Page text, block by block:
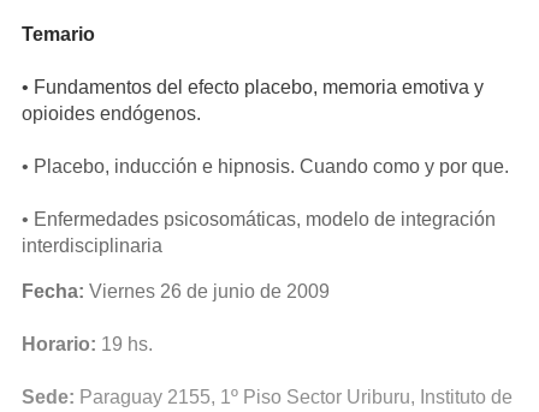
Temario
• Fundamentos del efecto placebo, memoria emotiva y
opioides endógenos.
• Placebo, inducción e hipnosis. Cuando como y por que.
• Enfermedades psicosomáticas, modelo de integración
interdisciplinaria
Fecha: Viernes 26 de junio de 2009
Horario: 19 hs.
Sede: Paraguay 2155, 1º Piso Sector Uriburu, Instituto de